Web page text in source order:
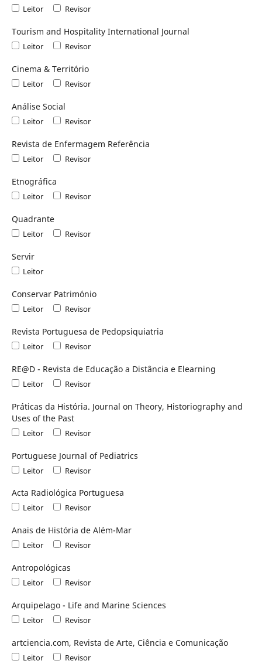
Leitor Revisor
Tourism and Hospitality International Journal
Leitor Revisor
Cinema & Território
Leitor Revisor
Análise Social
Leitor Revisor
Revista de Enfermagem Referência
Leitor Revisor
Etnográfica
Leitor Revisor
Quadrante
Leitor Revisor
Servir
Leitor
Conservar Património
Leitor Revisor
Revista Portuguesa de Pedopsiquiatria
Leitor Revisor
RE@D - Revista de Educação a Distância e Elearning
Leitor Revisor
Práticas da História. Journal on Theory, Historiography and
Uses of the Past
Leitor Revisor
Portuguese Journal of Pediatrics
Leitor Revisor
Acta Radiológica Portuguesa
Leitor Revisor
Anais de História de Além-Mar
Leitor Revisor
Antropológicas
Leitor Revisor
Arquipelago - Life and Marine Sciences
Leitor Revisor
artciencia.com, Revista de Arte, Ciência e Comunicação
Leitor Revisor